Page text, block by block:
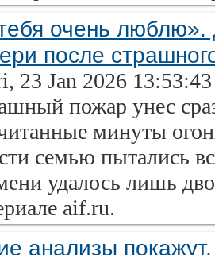
очень люблю».
после
23 Jan 2026
пожар унес
минуты
семью пытались
удалось лишь
aif.ru.
анализы